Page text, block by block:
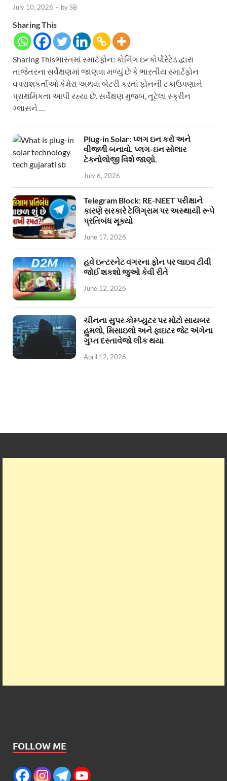
July 10, 2026 - bySB
Sharing This
Sharing Thisભારતમાં સ્માર્ટફોન: કોર્નિંગ ઇન્કોર્પોરેટેડ દ્વારા
તાજેતરના સર્વેક્ષણમાં જાણવા મળ્યું છે કે ભારતીય સ્માર્ટફોન
વપરાશકર્તાઓ કેમેરા અથવા બેટરી કરતાં ફોનની ટકાઉપણાને
પ્રાથમિકતા આપી રહ્યા છે. સર્વેક્ષણ મુજબ, તૂટેલા સ્ક્રીન
ગ્લાસને …
Plug-in Solar: પ્લગ ઇન કરો અને
વીજળી બનાવો. પ્લગ-ઇન સોલાર
ટેકનોલોજી વિશે જાણો.
July 6, 2026
Telegram Block: RE-NEET પરીક્ષાને
કારણે સરકારે ટેલિગ્રામ પર અસ્થાયી રૂપે
પ્રતિબંધ મૂક્યો
June 17, 2026
હવે ઇન્ટરનેટ વગરના ફોન પર લાઇવ ટીવી
જોઈ શકશો જુઓ કેવી રીતે
June 12, 2026
ચીનના સુપર કોમ્પ્યુટર પર મોટો સાયબર
હુમલો, મિસાઇલો અને ફાઇટર જેટ અંગેના
ગુપ્ત દસ્તાવેજો લીક થયા
April 12, 2026
FOLLOW ME